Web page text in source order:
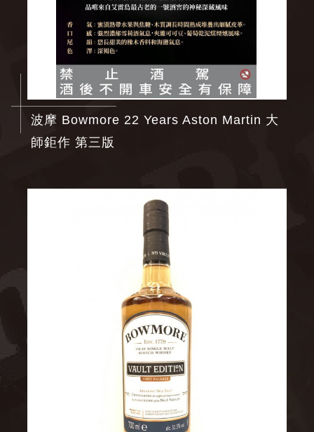
波摩 Bowmore 22 Years Aston Martin 大
師鉅作 第三版